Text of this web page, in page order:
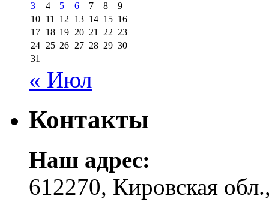
3
4 5 6 7 8
9
10 11 12 13 14 15 16
17 18 19 20 21 22 23
24 25 26 27 28 29 30
31
« Июл
Контакты
Наш адрес:
612270, Кировская